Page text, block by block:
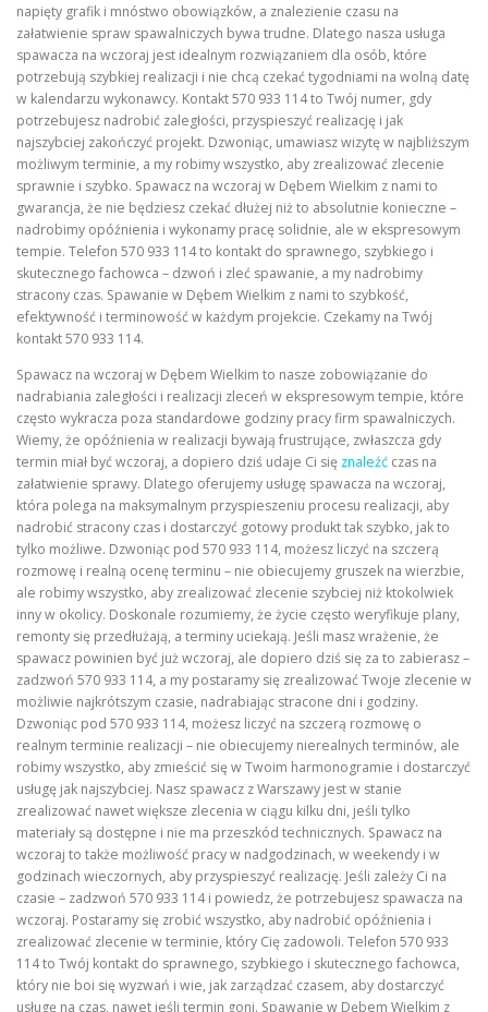
napięty grafik i mnóstwo obowiązków, a znalezienie czasu na
załatwienie spraw spawalniczych bywa trudne. Dlatego nasza usługa
spawacza na wczoraj jest idealnym rozwiązaniem dla osób, które
potrzebują szybkiej realizacji i nie chcą czekać tygodniami na wolną datę
w kalendarzu wykonawcy. Kontakt 570 933 114 to Twój numer, gdy
potrzebujesz nadrobić zaległości, przyspieszyć realizację i jak
najszybciej zakończyć projekt. Dzwoniąc, umawiasz wizytę w najbliższym
możliwym terminie, a my robimy wszystko, aby zrealizować zlecenie
sprawnie i szybko. Spawacz na wczoraj w Dębem Wielkim z nami to
gwarancja, że nie będziesz czekać dłużej niż to absolutnie konieczne –
nadrobimy opóźnienia i wykonamy pracę solidnie, ale w ekspresowym
tempie. Telefon 570 933 114 to kontakt do sprawnego, szybkiego i
skutecznego fachowca – dzwoń i zleć spawanie, a my nadrobimy
stracony czas. Spawanie w Dębem Wielkim z nami to szybkość,
efektywność i terminowość w każdym projekcie. Czekamy na Twój
kontakt 570 933 114.
Spawacz na wczoraj w Dębem Wielkim to nasze zobowiązanie do
nadrabiania zaległości i realizacji zleceń w ekspresowym tempie, które
często wykracza poza standardowe godziny pracy firm spawalniczych.
Wiemy, że opóźnienia w realizacji bywają frustrujące, zwłaszcza gdy
termin miał być wczoraj, a dopiero dziś udaje Ci się znaleźć czas na
załatwienie sprawy. Dlatego oferujemy usługę spawacza na wczoraj,
która polega na maksymalnym przyspieszeniu procesu realizacji, aby
nadrobić stracony czas i dostarczyć gotowy produkt tak szybko, jak to
tylko możliwe. Dzwoniąc pod 570 933 114, możesz liczyć na szczerą
rozmowę i realną ocenę terminu – nie obiecujemy gruszek na wierzbie,
ale robimy wszystko, aby zrealizować zlecenie szybciej niż ktokolwiek
inny w okolicy. Doskonale rozumiemy, że życie często weryfikuje plany,
remonty się przedłużają, a terminy uciekają. Jeśli masz wrażenie, że
spawacz powinien być już wczoraj, ale dopiero dziś się za to zabierasz –
zadzwoń 570 933 114, a my postaramy się zrealizować Twoje zlecenie w
możliwie najkrótszym czasie, nadrabiając stracone dni i godziny.
Dzwoniąc pod 570 933 114, możesz liczyć na szczerą rozmowę o
realnym terminie realizacji – nie obiecujemy nierealnych terminów, ale
robimy wszystko, aby zmieścić się w Twoim harmonogramie i dostarczyć
usługę jak najszybciej. Nasz spawacz z Warszawy jest w stanie
zrealizować nawet większe zlecenia w ciągu kilku dni, jeśli tylko
materiały są dostępne i nie ma przeszkód technicznych. Spawacz na
wczoraj to także możliwość pracy w nadgodzinach, w weekendy i w
godzinach wieczornych, aby przyspieszyć realizację. Jeśli zależy Ci na
czasie – zadzwoń 570 933 114 i powiedz, że potrzebujesz spawacza na
wczoraj. Postaramy się zrobić wszystko, aby nadrobić opóźnienia i
zrealizować zlecenie w terminie, który Cię zadowoli. Telefon 570 933
114 to Twój kontakt do sprawnego, szybkiego i skutecznego fachowca,
który nie boi się wyzwań i wie, jak zarządzać czasem, aby dostarczyć
usługę na czas, nawet jeśli termin goni. Spawanie w Dębem Wielkim z